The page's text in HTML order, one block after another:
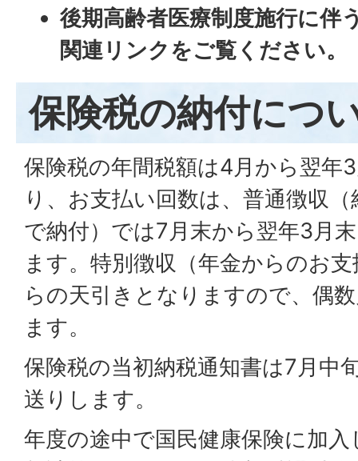
後期高齢者医療制度施行に伴
関連リンクをご覧ください。
保険税の納付につ
保険税の年間税額は4月から翌年
り、お支払い回数は、普通徴収
で納付）では7月末から翌年3月
ます。特別徴収（年金からのお
らの天引きとなりますので、偶
ます。
保険税の当初納税通知書は7月中
送りします。
年度の途中で国民健康保険に加